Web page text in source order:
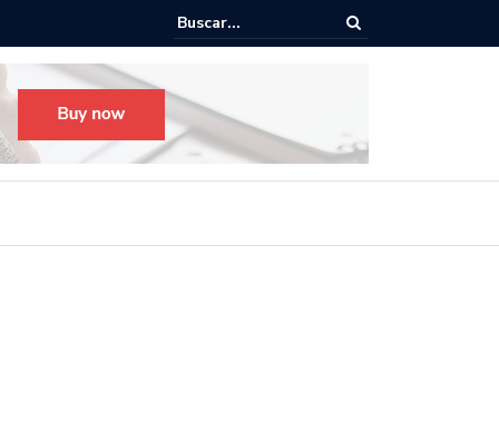
para el Festival Desfile Día de Muertos 2025 en Guadalajara